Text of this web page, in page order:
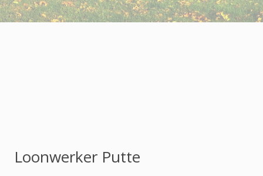
Loonwerker Putte